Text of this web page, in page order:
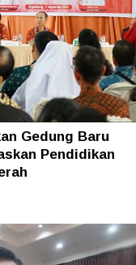
Gedung Baru
Pendidikan